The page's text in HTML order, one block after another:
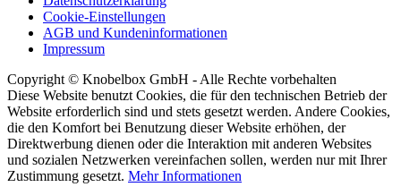
Cookie-Einstellungen
AGB und Kundeninformationen
Impressum
Copyright © Knobelbox GmbH - Alle Rechte vorbehalten
Diese Website benutzt Cookies, die für den technischen Betrieb der
Website erforderlich sind und stets gesetzt werden. Andere Cookies,
die den Komfort bei Benutzung dieser Website erhöhen, der
Direktwerbung dienen oder die Interaktion mit anderen Websites
und sozialen Netzwerken vereinfachen sollen, werden nur mit Ihrer
Zustimmung gesetzt. Mehr Informationen